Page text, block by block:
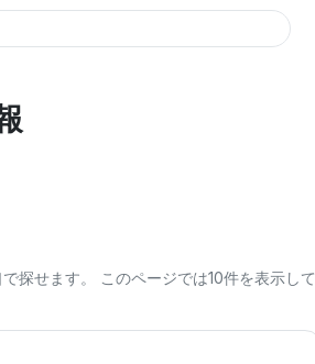
探せます。 このページでは10件を表示して